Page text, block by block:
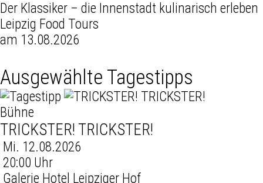
Der Klassiker – die Innenstadt kulinarisch erleben
Leipzig Food Tours
am 13.08.2026
Ausgewählte Tagestipps
Bühne
TRICKSTER! TRICKSTER!
Mi. 12.08.2026
20:00 Uhr
Galerie Hotel Leipziger Hof